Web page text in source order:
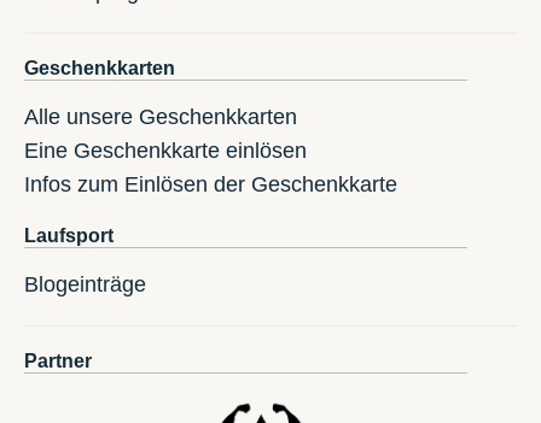
Geschenkkarten
Alle unsere Geschenkkarten
Eine Geschenkkarte einlösen
Infos zum Einlösen der Geschenkkarte
Laufsport
Blogeinträge
Partner